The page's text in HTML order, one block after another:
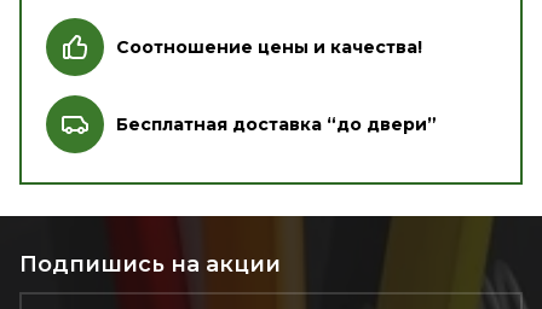
Соотношение цены и качества!
Бесплатная доставка “до двери”
Подпишись на акции